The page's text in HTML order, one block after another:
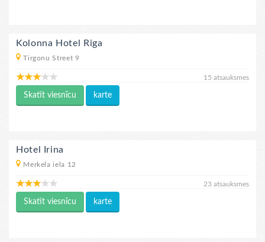
Kolonna Hotel Riga
Tirgonu Street 9
15 atsauksmes
Skatīt viesnīcu karte
Hotel Irina
Merkela iela 12
23 atsauksmes
Skatīt viesnīcu karte